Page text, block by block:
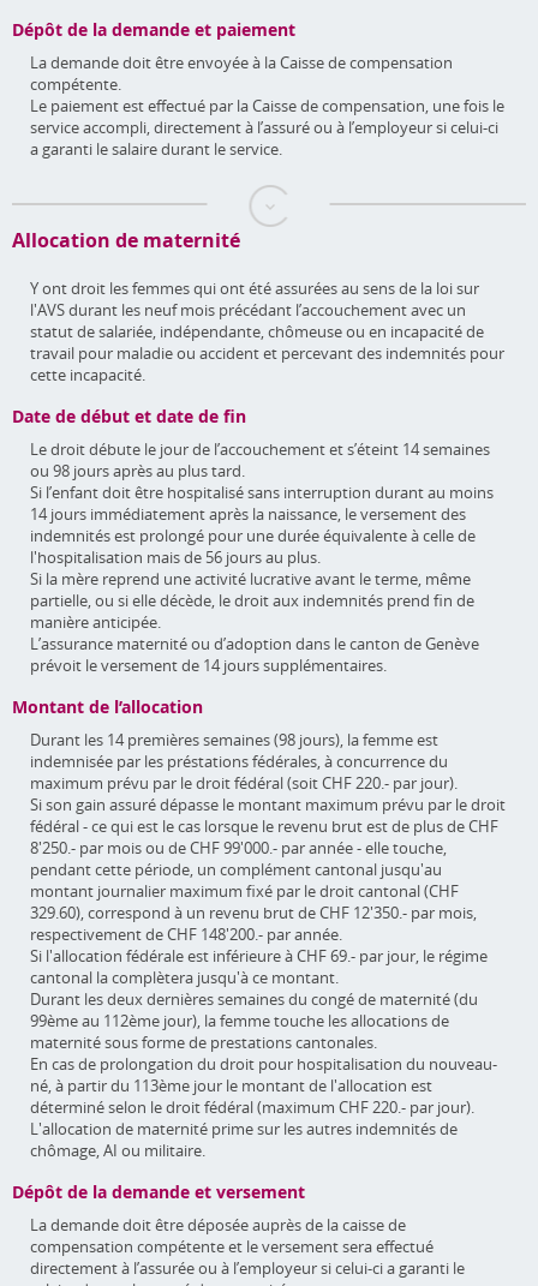
Dépôt de la demande et paiement
La demande doit être envoyée à la Caisse de compensation
compétente.
Le paiement est effectué par la Caisse de compensation, une fois le
service accompli, directement à l’assuré ou à l’employeur si celui-ci
a garanti le salaire durant le service.
Allocation de maternité
Y ont droit les femmes qui ont été assurées au sens de la loi sur
l'AVS durant les neuf mois précédant l’accouchement avec un
statut de salariée, indépendante, chômeuse ou en incapacité de
travail pour maladie ou accident et percevant des indemnités pour
cette incapacité.
Date de début et date de fin
Le droit débute le jour de l’accouchement et s’éteint 14 semaines
ou 98 jours après au plus tard.
Si l’enfant doit être hospitalisé sans interruption durant au moins
14 jours immédiatement après la naissance, le versement des
indemnités est prolongé pour une durée équivalente à celle de
l'hospitalisation mais de 56 jours au plus.
Si la mère reprend une activité lucrative avant le terme, même
partielle, ou si elle décède, le droit aux indemnités prend fin de
manière anticipée.
L’assurance maternité ou d’adoption dans le canton de Genève
prévoit le versement de 14 jours supplémentaires.
Montant de l’allocation
Durant les 14 premières semaines (98 jours), la femme est
indemnisée par les préstations fédérales, à concurrence du
maximum prévu par le droit fédéral (soit CHF 220.- par jour).
Si son gain assuré dépasse le montant maximum prévu par le droit
fédéral - ce qui est le cas lorsque le revenu brut est de plus de CHF
8'250.- par mois ou de CHF 99'000.- par année - elle touche,
pendant cette période, un complément cantonal jusqu'au
montant journalier maximum fixé par le droit cantonal (CHF
329.60), correspond à un revenu brut de CHF 12'350.- par mois,
respectivement de CHF 148'200.- par année.
Si l'allocation fédérale est inférieure à CHF 69.- par jour, le régime
cantonal la complètera jusqu'à ce montant.
Durant les deux dernières semaines du congé de maternité (du
99ème au 112ème jour), la femme touche les allocations de
maternité sous forme de prestations cantonales.
En cas de prolongation du droit pour hospitalisation du nouveau-
né, à partir du 113ème jour le montant de l'allocation est
déterminé selon le droit fédéral (maximum CHF 220.- par jour).
L'allocation de maternité prime sur les autres indemnités de
chômage, AI ou militaire.
Dépôt de la demande et versement
La demande doit être déposée auprès de la caisse de
compensation compétente et le versement sera effectué
directement à l’assurée ou à l’employeur si celui-ci a garanti le